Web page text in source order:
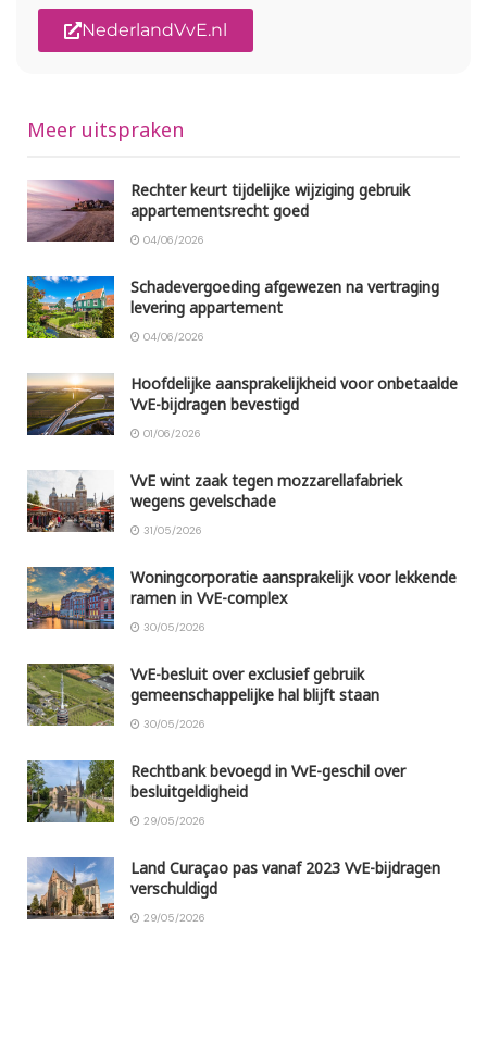
NederlandVvE.nl
Meer uitspraken
Rechter keurt tijdelijke wijziging gebruik
appartementsrecht goed
04/06/2026
Schadevergoeding afgewezen na vertraging
levering appartement
04/06/2026
Hoofdelijke aansprakelijkheid voor onbetaalde
VvE-bijdragen bevestigd
01/06/2026
VvE wint zaak tegen mozzarellafabriek
wegens gevelschade
31/05/2026
Woningcorporatie aansprakelijk voor lekkende
ramen in VvE-complex
30/05/2026
VvE-besluit over exclusief gebruik
gemeenschappelijke hal blijft staan
30/05/2026
Rechtbank bevoegd in VvE-geschil over
besluitgeldigheid
29/05/2026
Land Curaçao pas vanaf 2023 VvE-bijdragen
verschuldigd
29/05/2026